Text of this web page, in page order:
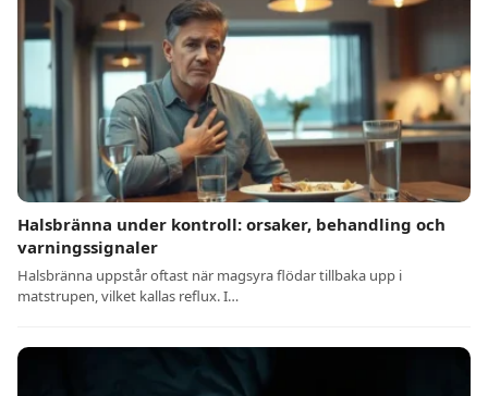
Halsbränna under kontroll: orsaker, behandling och
varningssignaler
Halsbränna uppstår oftast när magsyra flödar tillbaka upp i
matstrupen, vilket kallas reflux. I…